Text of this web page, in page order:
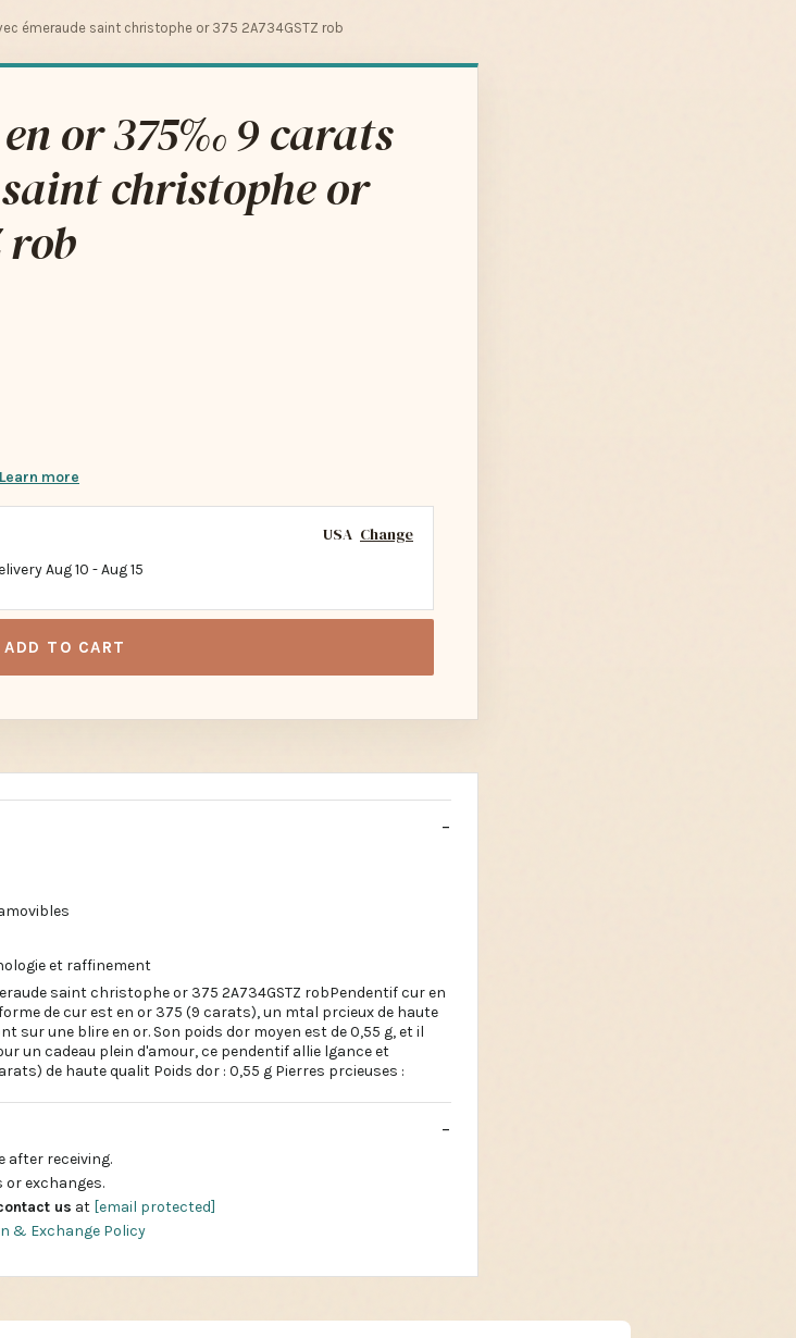
émeraude saint christophe or 375 2A734GSTZ rob
or 375‰ 9 carats
christophe or
rob
Learn more
USA Change
Aug 10 -Aug 15
ADD TO CART
et raffinement
saint christophe or 375 2A734GSTZ robPendentif cur en
de cur est en or 375 (9 carats), un mtal prcieux de haute
sur une blire en or. Son poids dor moyen est de 0,55 g, et il
un cadeau plein d'amour, ce pendentif allie lgance et
de haute qualit Poids dor : 0,55 g Pierres prcieuses :
after receiving.
exchanges.
us at [email protected]
& Exchange Policy